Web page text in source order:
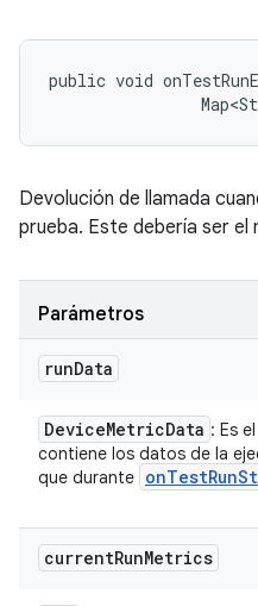
public void
Devolución de llamada
prueba. Este debería ser el
Parámetros
runData
DeviceMetricData : Es el
contiene los datos de la
que durante
currentRunMetrics